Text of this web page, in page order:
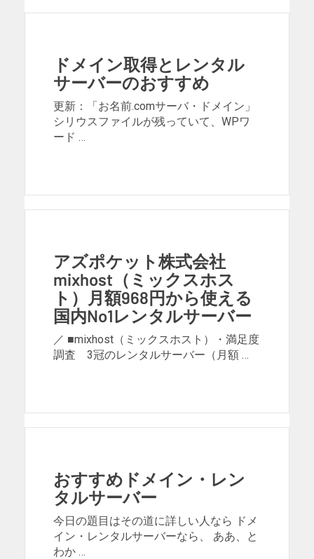
ドメイン取得とレンタル
サーバーのおすすめ
更新：「お名前.comサーバ・ドメイン」
シリウスファイルが残っていて、WPワ
ード …
アズポケット株式会社
mixhost（ミックスホス
ト）月額968円から使える
国内No1レンタルサーバー
／ ■mixhost（ミックスホスト）・満足度
調査 3冠のレンタルサーバー（月額 …
おすすめドメイン・レン
タルサーバー
今日の題目はその道に詳しい人なら ドメ
イン・レンタルサーバーなら、 ああ、と
わか …